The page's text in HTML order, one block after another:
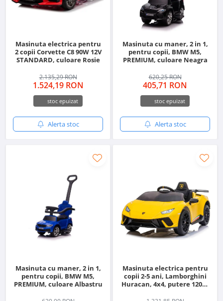
Masinuta electrica pentru
2 copii Corvette C8 90W 12V
STANDARD, culoare Rosie
2.135,29 RON
1.524,19 RON
stoc epuizat
Alerta stoc
Masinuta cu maner, 2 in 1,
pentru copii, BMW M5,
PREMIUM, culoare Neagra
620,25 RON
405,71 RON
stoc epuizat
Alerta stoc
Masinuta cu maner, 2 in 1,
pentru copii, BMW M5,
PREMIUM, culoare Albastru
Masinuta electrica pentru
copii 2-5 ani, Lamborghini
Huracan, 4x4, putere 120W